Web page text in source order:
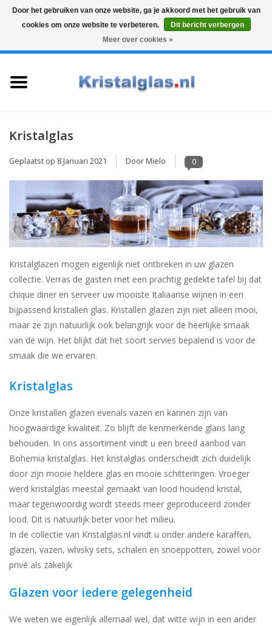
Graveren
Glas graveren
Vazen
Cadeaus
Koffie & Thee
Bar & Wijn
Kristalglas
Geplaatst op 8 Januari 2021 Door Mielo 0
Kristalglazen mogen eigenlijk niet ontbreken in uw glazen
collectie. Verras de gasten met een prachtig gedekte tafel bij dat
chique diner en serveer uw mooiste Italiaanse wijnen in een
bijpassend kristallen glas. Kristallen glazen zijn niet alleen mooi,
maar ze zijn natuurlijk ook belangrijk voor de heerlijke smaak
van de wijn. Het blijkt dat het soort servies bepalend is voor de
smaak die we ervaren.
Kristalglas
Onze kristallen glazen evenals vazen en kannen zijn van
hoogwaardige kwaliteit. Zo blijft de kenmerkende glans lang
behouden. In ons assortiment vindt u een breed aanbod van
Bohemia kristalglas. Het kristalglas onderscheidt zich duidelijk
door zijn mooie heldere glas en mooie schitteringen. Vroeger
werd kristalglas meestal gemaakt van lood houdend kristal,
maar tegenwoordig wordt steeds meer geproduceerd zonder
lood. Dit is natuurlijk beter voor het milieu.
In de collectie van Kristalglas.nl vindt u onder andere karaffen,
glazen, vazen, whisky sets, schalen en snoeppotten, zowel voor
privé als zakelijk
Glazen voor iedere gelegenheid
We weten we eigenlijk allemaal wel, dat witte wijn in een ander
Door het gebruiken van onze website, ga je akkoord met het gebruik van
cookies om onze website te verbeteren.
Dit bericht verbergen
Meer over cookies »